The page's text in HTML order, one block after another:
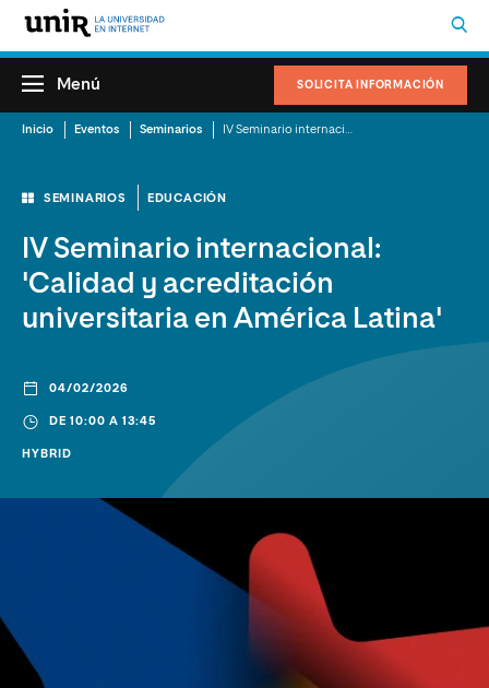
SOLICITA INFORMACIÓN
Menú
Inicio Eventos Seminarios
SEMINARIOS EDUCACIÓN
IV Seminario internacional:
'Calidad y acreditación
universitaria en América Latina'
04/02/2026
DE 10:00 A 13:45
HYBRID